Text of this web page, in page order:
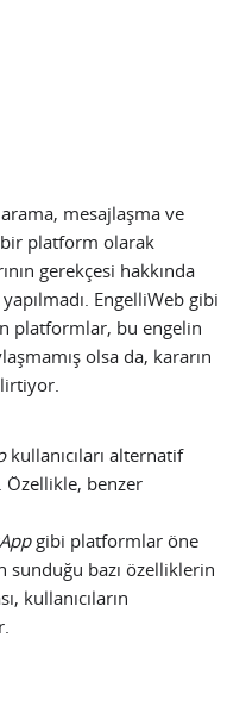
mesajlaşma ve
bir platform olarak
gerekçesi hakkında
EngelliWeb gibi
platformlar, bu engelin
olsa da, kararın
kullanıcıları alternatif
Özellikle, benzer
gibi platformlar öne
sunduğu bazı özelliklerin
kullanıcıların